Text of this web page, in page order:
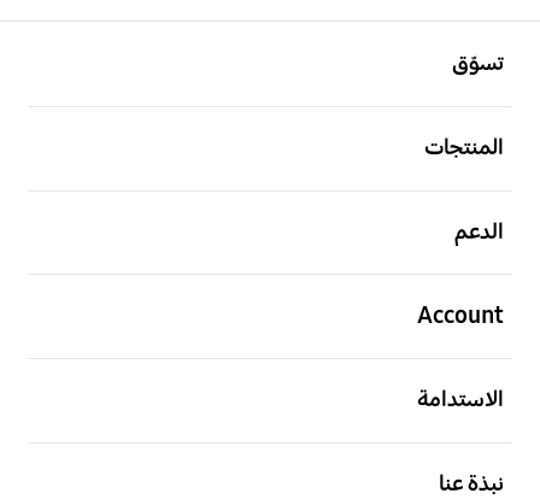
تسوّق
المنتجات
الدعم
Account
الاستدامة
نبذة عنا